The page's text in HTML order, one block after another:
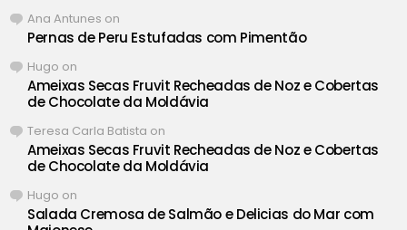
Ana Antunes on
Pernas de Peru Estufadas com Pimentão
Hugo on
Ameixas Secas Fruvit Recheadas de Noz e Cobertas
de Chocolate da Moldávia
Teresa Carla Batista on
Ameixas Secas Fruvit Recheadas de Noz e Cobertas
de Chocolate da Moldávia
Hugo on
Salada Cremosa de Salmão e Delicias do Mar com